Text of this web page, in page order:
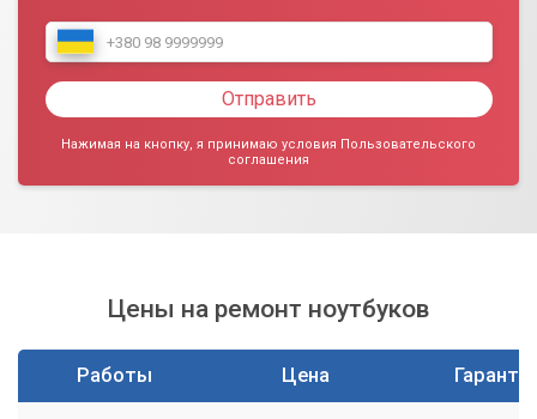
Отправить
Нажимая на кнопку, я принимаю условия Пользовательского
соглашения
Цены на ремонт ноутбуков
Работы Цена